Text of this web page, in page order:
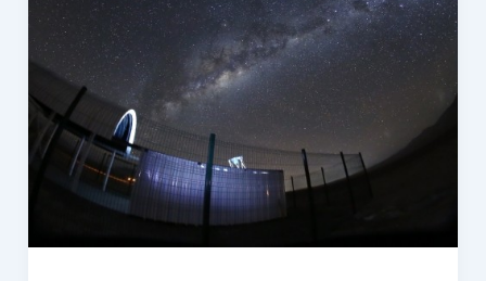
para
el
telescopio
más
grande
del
mundo